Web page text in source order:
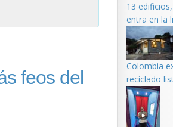
feos del
13
entra en la
Colombia
reciclado